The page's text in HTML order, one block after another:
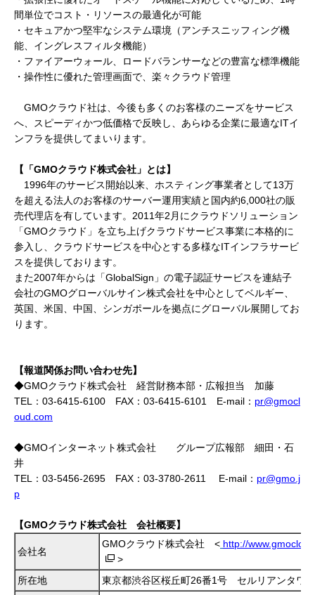
間単位でコスト・リソースの最適化が可能
・セキュアかつ堅牢なシステム環境（アンチスニッフィング機
能、イングレスフィルタ機能）
・ファイアーウォール、ロードバランサーなどの豊富な標準機能
・操作性に優れた管理画面で、楽々クラウド管理
GMOクラウド社は、今後も多くのお客様のニーズをサービス
へ、スピーディかつ低価格で反映し、あらゆる企業に最適なITイ
ンフラを提供してまいります。
【「GMOクラウド株式会社」とは】
1996年のサービス開始以来、ホスティング事業者として13万
を超える法人のお客様のサーバー運用実績と国内約6,000社の販
売代理店を有しています。2011年2月にクラウドソリューション
「GMOクラウド」を立ち上げクラウドサービス事業に本格的に
参入し、クラウドサービスを中心とする多様なITインフラサービ
スを提供しております。
また2007年からは「GlobalSign」の電子認証サービスを連結子
会社のGMOグローバルサイン株式会社を中心としてベルギー、
英国、米国、中国、シンガポールを拠点にグローバル展開してお
ります。
【報道関係お問い合わせ先】
◆GMOクラウド株式会社 経営財務本部・広報担当 加藤
TEL：03-6415-6100 FAX：03-6415-6101 E-mail： pr@gmocl
oud.com
◆GMOインターネット株式会社 グループ広報部 細田・石
井
TEL：03-5456-2695 FAX：03-3780-2611 E-mail： pr@gmo.j
p
【GMOクラウド株式会社 会社概要】
会社名
GMOクラウド株式会社 < http://
>
所在地
東京都渋谷区桜丘町26番1号 セルリアンタワー